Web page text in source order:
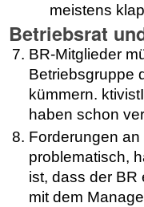
meistens
Betriebsrat
BR-Mitglieder
Betriebsgruppe
kümmern.
haben schon
Forderungen
problematisch,
ist, dass der BR
mit dem